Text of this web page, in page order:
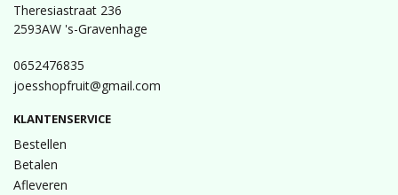
Theresiastraat 236
2593AW 's-Gravenhage
0652476835
joesshopfruit@gmail.com
KLANTENSERVICE
Bestellen
Betalen
Afleveren